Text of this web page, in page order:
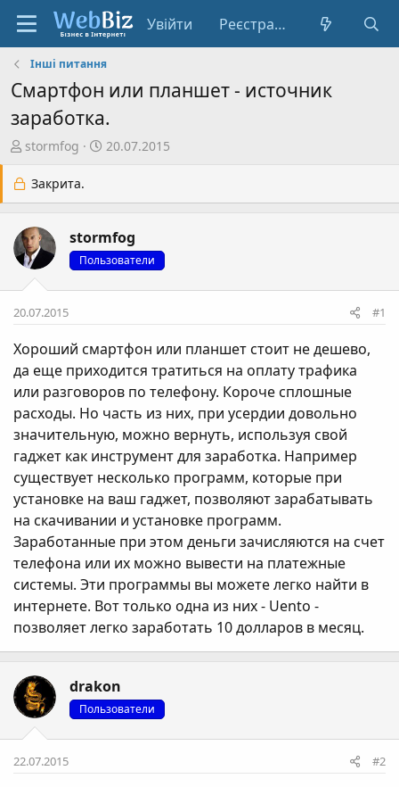
Увійти Реєстрація
Інші питання
Смартфон или планшет - источник
заработка.
А
т
о
т
е
и
stormfog
Д
а
т
в
о
р
н
я
20.07.2015
Закрита.
stormfog
Пользователи
20.07.2015 #1
Хороший смартфон или планшет стоит не дешево,
да еще приходится тратиться на оплату трафика
или разговоров по телефону. Короче сплошные
расходы. Но часть из них, при усердии довольно
значительную, можно вернуть, используя свой
гаджет как инструмент для заработка. Например
существует несколько программ, которые при
установке на ваш гаджет, позволяют зарабатывать
на скачивании и установке программ.
Заработанные при этом деньги зачисляются на счет
телефона или их можно вывести на платежные
системы. Эти программы вы можете легко найти в
интернете. Вот только одна из них - Uento -
позволяет легко заработать 10 долларов в месяц.
drakon
Пользователи
22.07.2015 #2